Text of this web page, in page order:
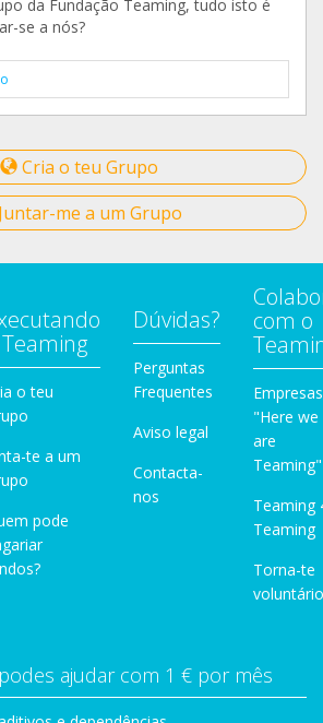
da Fundação Teaming, tudo isto é
se a nós?
Cria o teu Grupo
me a um Grupo
o teu
te a um
pode
Dúvidas?
Perguntas
Frequentes
Aviso legal
Contacta-
nos
com o
Empresas
"Here we
are
Teaming"
Teaming
Teaming
Torna-te
ajudar com 1 € por mês